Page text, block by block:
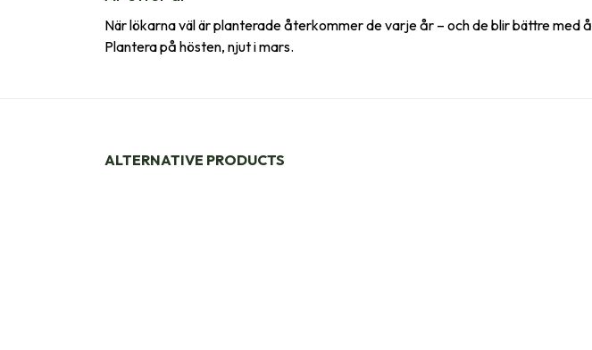
När lökarna väl är planterade återkommer de varje år – och de blir bättre med
Plantera på hösten, njut i mars.
ALTERNATIVE PRODUCTS